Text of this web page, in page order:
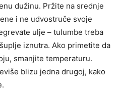
dužinu. Pržite na srednje
i ne udvostruče svoje
ulje – tulumbe treba
iznutra. Ako primetite da
smanjite temperaturu.
blizu jedna drugoj, kako